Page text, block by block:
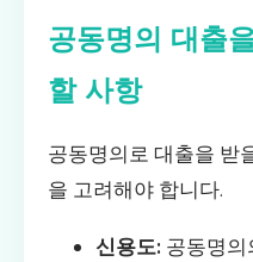
공동명의 대출
할 사항
공동명의로 대출을 받
을 고려해야 합니다.
신용도: 공동명의